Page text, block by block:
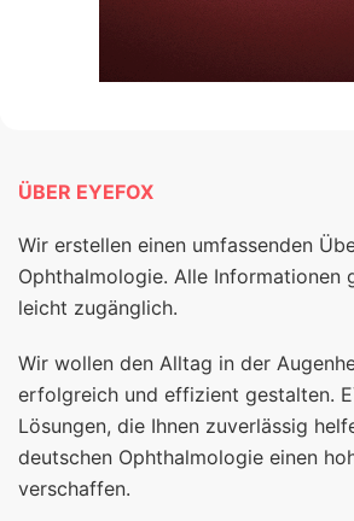
ÜBER EYEFOX
Wir erstellen einen umfassenden
Ophthalmologie. Alle Informationen
leicht zugänglich.
Wir wollen den Alltag in der
erfolgreich und effizient gestalten.
Lösungen, die Ihnen zuverlässig
deutschen Ophthalmologie einen
verschaffen.